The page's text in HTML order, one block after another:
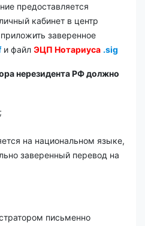
предоставляется
кабинет в центр
заверенное
и файл ЭЦП Нотариуса .sig
нерезидента РФ должно
на национальном языке,
заверенный перевод на
письменно